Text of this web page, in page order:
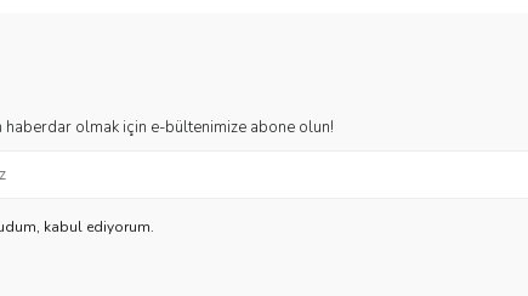
olmak için e-bültenimize abone olun!
kabul ediyorum.